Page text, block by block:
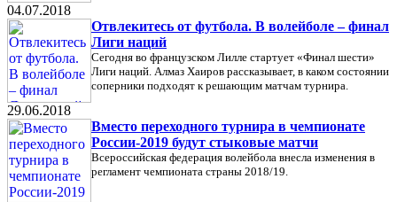
04.07.2018
Отвлекитесь от футбола. В волейболе – финал
Лиги наций
Сегодня во французском Лилле стартует «Финал шести»
Лиги наций. Алмаз Хаиров рассказывает, в каком состоянии
соперники подходят к решающим матчам турнира.
29.06.2018
Вместо переходного турнира в чемпионате
России-2019 будут стыковые матчи
Всероссийская федерация волейбола внесла изменения в
регламент чемпионата страны 2018/19.